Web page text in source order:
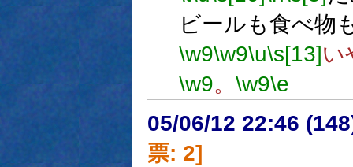
ビールも食べ物
\w9\w9\u\s[13]い
\w9。 \w9\e
05/06/12 22:46
票: 2]